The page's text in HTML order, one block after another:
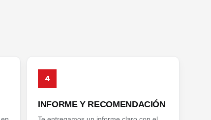
4
INFORME Y RECOMENDACIÓN